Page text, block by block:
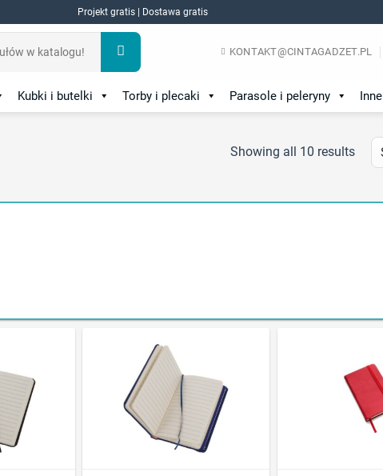
Projekt gratis | Dostawa gratis
KONTAKT@CINTAGADZET.PL
Kubki i butelki Torby i plecaki Parasole i peleryny Inne
Showing all 10 results